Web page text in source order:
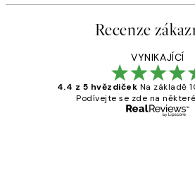
Recenze
VYNIKAJÍCÍ
4.4 z 5 hvězdiček Na základě
Podívejte se zde na